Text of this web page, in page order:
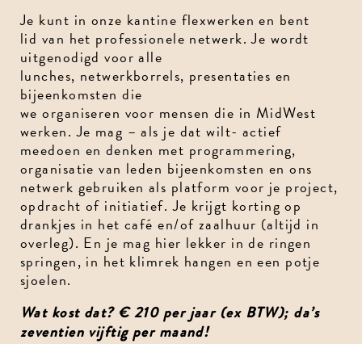
Je kunt in onze kantine flexwerken en bent
lid van het professionele netwerk. Je wordt
uitgenodigd voor alle
lunches, netwerkborrels, presentaties en
bijeenkomsten die
we organiseren voor mensen die in MidWest
werken. Je mag – als je dat wilt- actief
meedoen en denken met programmering,
organisatie van leden bijeenkomsten en ons
netwerk gebruiken als platform voor je project,
opdracht of initiatief. Je krijgt korting op
drankjes in het café en/of zaalhuur (altijd in
overleg). En je mag hier lekker in de ringen
springen, in het klimrek hangen en een potje
sjoelen.
Wat kost dat? € 210 per jaar (ex BTW); da’s
zeventien vijftig per maand!